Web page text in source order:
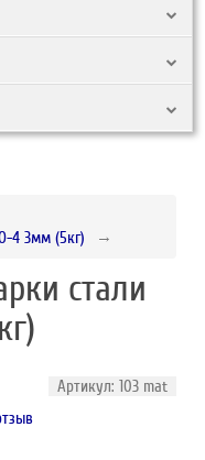
4 3мм (5кг)
стали
Артикул: 103 mat